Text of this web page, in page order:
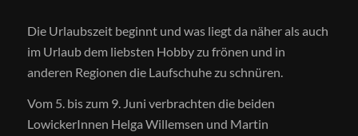
Die Urlaubszeit beginnt und was liegt da näher als auch
im Urlaub dem liebsten Hobby zu frönen und in
anderen Regionen die Laufschuhe zu schnüren.
Vom 5. bis zum 9. Juni verbrachten die beiden
LowickerInnen Helga Willemsen und Martin